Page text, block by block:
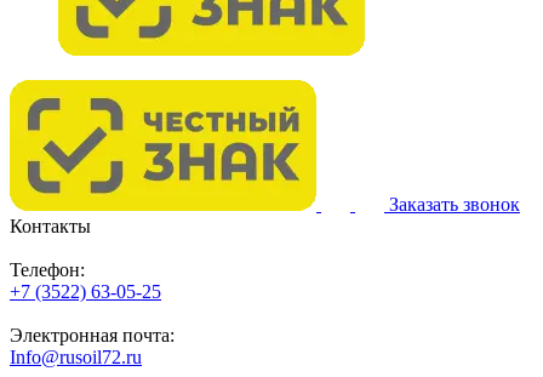
Заказать звонок
Контакты
Телефон:
+7 (3522) 63-05-25
Электронная почта:
Info@rusoil72.ru